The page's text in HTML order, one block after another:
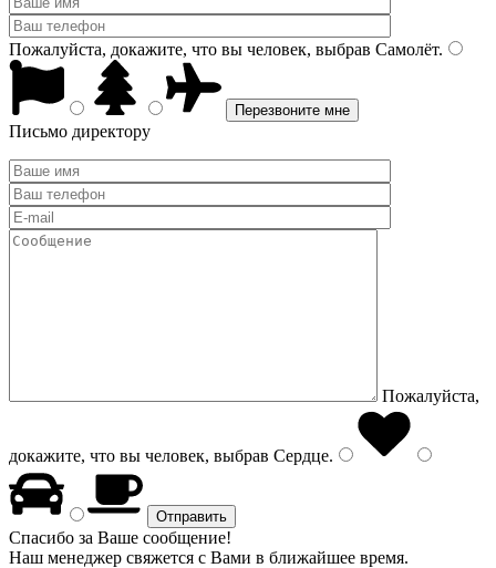
Пожалуйста, докажите, что вы человек, выбрав Самолёт.
Письмо директору
Пожалуйста,
докажите, что вы человек, выбрав Сердце.
Спасибо за Ваше сообщение!
Наш менеджер свяжется с Вами в ближайшее время.